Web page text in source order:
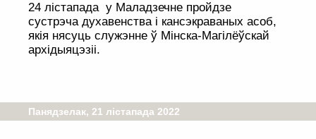
24 лістапада у Маладзечне пройдзе
сустрэча духавенства і кансэкраваных асоб,
якія нясуць служэнне ў Мінска-Магілёўскай
архідыяцэзіі.
Панядзелак, 21 лістапада 2022